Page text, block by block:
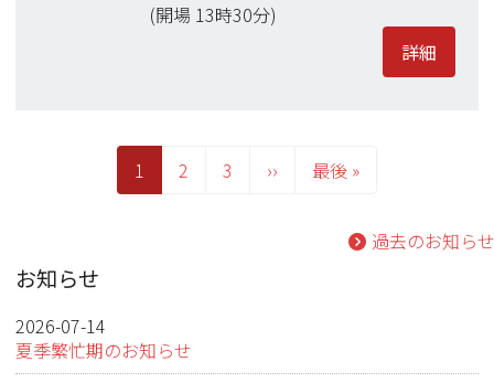
(開場 13時30分)
詳細
カ
レ
1 Page
2 Page
3
次
››
最
最後 »
お知らせ
過去のお知らせ
2026-07-14
夏季繁忙期のお知らせ